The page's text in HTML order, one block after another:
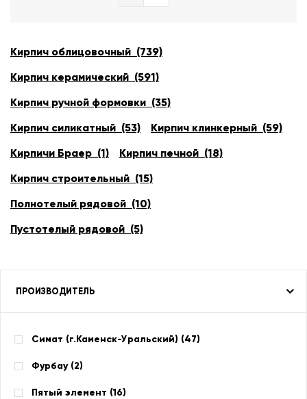
Кирпич облицовочный (739)
Кирпич керамический (591)
Кирпич ручной формовки (35)
Кирпич силикатный (53)
Кирпич клинкерный (59)
Кирпичи Браер (1)
Кирпич печной (18)
Кирпич строительный (15)
Полнотелый рядовой (10)
Пустотелый рядовой (5)
ПРОИЗВОДИТЕЛЬ
Симат (г.Каменск-Уральский) (47)
Фурбау (2)
Пятый элемент (16)